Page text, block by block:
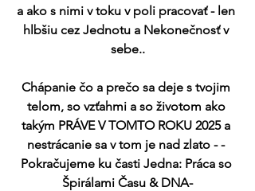
a ako s nimi v toku v poli pracovať - len
hlbšiu cez Jednotu a Nekonečnosť v
sebe..
Chápanie čo a prečo sa deje s tvojim
telom, so vzťahmi a so životom ako
takým PRÁVE V TOMTO ROKU 2025 a
nestrácanie sa v tom je nad zlato - -
Pokračujeme ku časti Jedna: Práca so
Špirálami Času & DNA-